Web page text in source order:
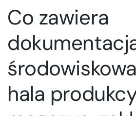
Co zawiera
hala